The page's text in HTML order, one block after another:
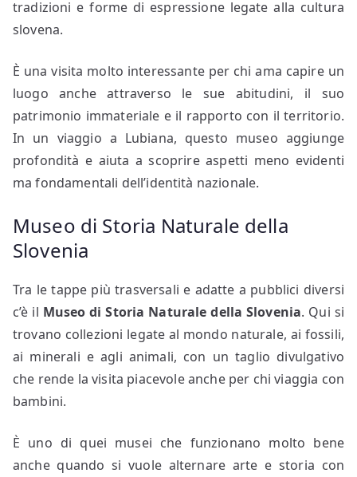
tradizioni e forme di espressione legate alla cultura
slovena.
È una visita molto interessante per chi ama capire un
luogo anche attraverso le sue abitudini, il suo
patrimonio immateriale e il rapporto con il territorio.
In un viaggio a Lubiana, questo museo aggiunge
profondità e aiuta a scoprire aspetti meno evidenti
ma fondamentali dell’identità nazionale.
Museo di Storia Naturale della
Slovenia
Tra le tappe più trasversali e adatte a pubblici diversi
c’è il Museo di Storia Naturale della Slovenia. Qui si
trovano collezioni legate al mondo naturale, ai fossili,
ai minerali e agli animali, con un taglio divulgativo
che rende la visita piacevole anche per chi viaggia con
bambini.
È uno di quei musei che funzionano molto bene
anche quando si vuole alternare arte e storia con